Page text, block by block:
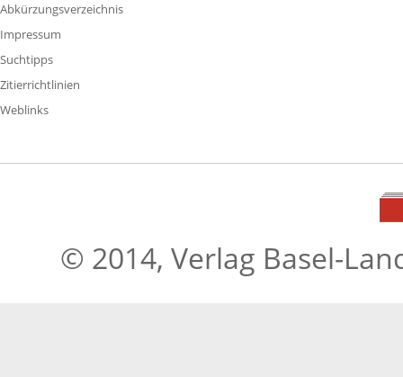
Abkürzungsverzeichnis
Impressum
Suchtipps
Zitierrichtlinien
Weblinks
© 2014, Verlag Basel-